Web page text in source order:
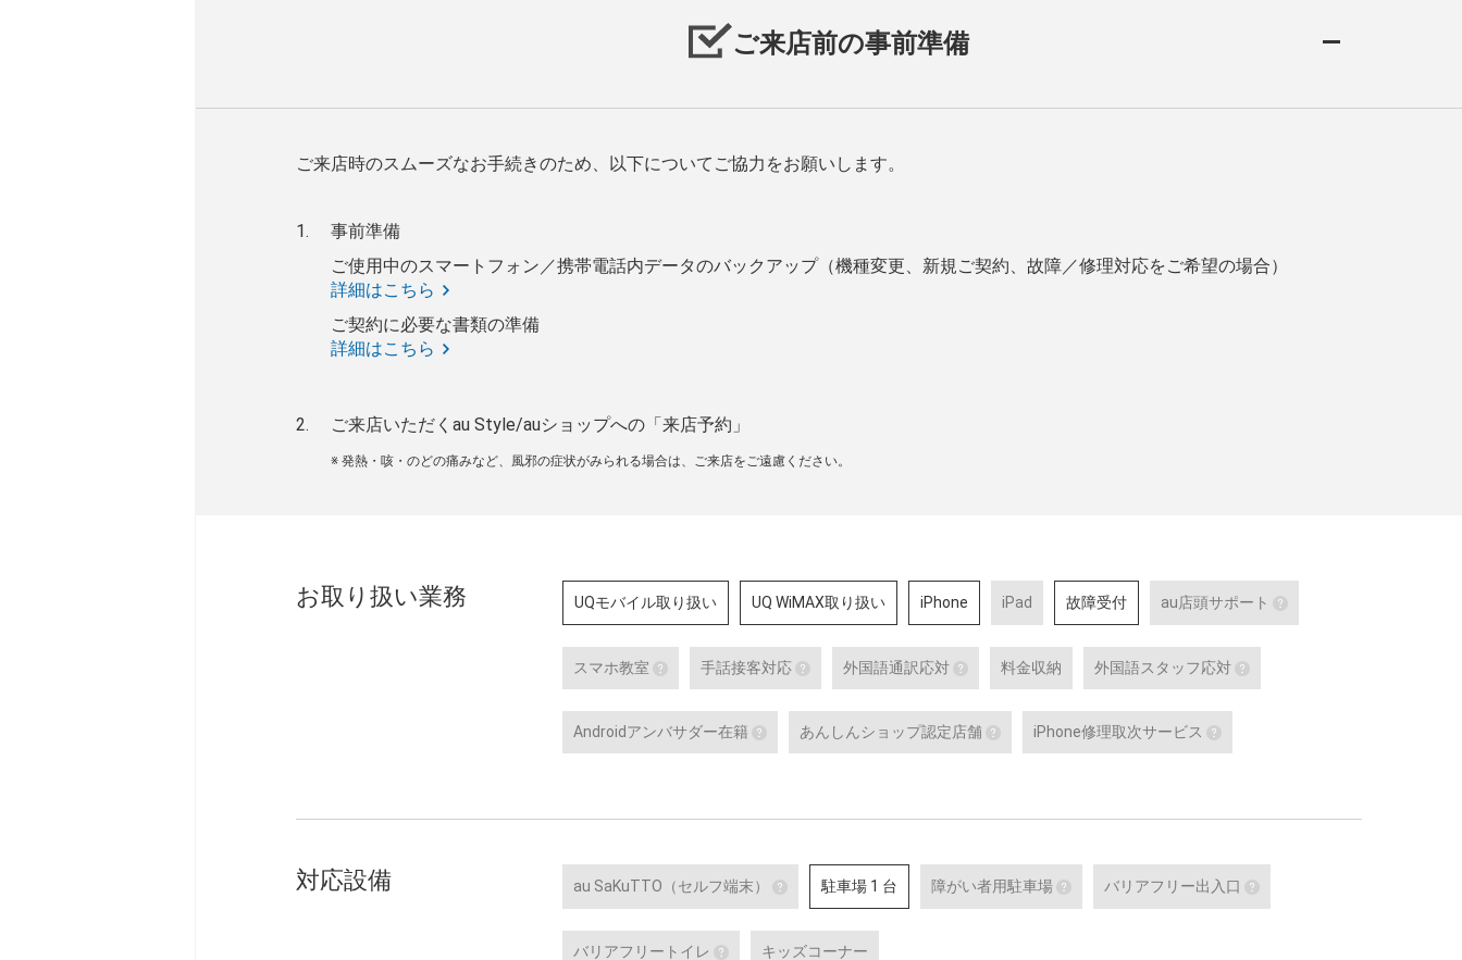
ご来店前の事前準備
ご来店時のスムーズなお手続きのため、以下についてご協力をお願いします。
事前準備
ご使用中のスマートフォン／携帯電話内データのバックアップ（機種変更、新規ご契約、故障／修理対応をご希望の場合）
詳細はこちら
ご契約に必要な書類の準備
詳細はこちら
ご来店いただくau Style/auショップへの「来店予約」
※ 発熱・咳・のどの痛みなど、風邪の症状がみられる場合は、ご来店をご遠慮ください。
お取り扱い業務 UQモバイル取り扱い UQ WiMAX取り扱い iPhone iPad 故障受付 au店頭サポート
スマホ教室
スマートフォン・タブレット教室 を開催
している店舗です。
手話接客対応
手話スタッフが在籍し、ケータイの購入
から、使い方の説明・修理などのアフタ
詳細はこちら
外国語通訳応対
テレビ電話サービスで外国語通訳可能な
スタッフが応対可能な店舗です。
料金収納 外国語スタッフ応対
Androidアンバサダー在籍
Google のサービスや、Android 端末の
末に関する特別研修を修了した認定スタ
ッフです。
あんしんショップ認定店舗
「キャリアショップ」を、キャリアやブ
「あんしんショップ認定協議会」が認定
する制度
詳細はこちら
iPhone修理取次サービス
詳細はこちら
対応設備 au SaKuTTO（セルフ端末）
お客さまご自身でお手続き可能なセルフ
駐車場 1 台 障がい者用駐車場 バリアフリー出入口
バリアフリートイレ キッズコーナー